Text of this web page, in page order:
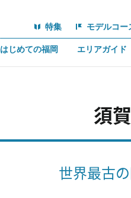
特集 モデルコー
はじめての福岡 エリアガイド
須
世界最古